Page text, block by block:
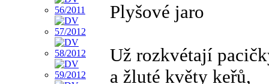
Plyšové jaro
Už rozkvétají
a žluté květy keřů,